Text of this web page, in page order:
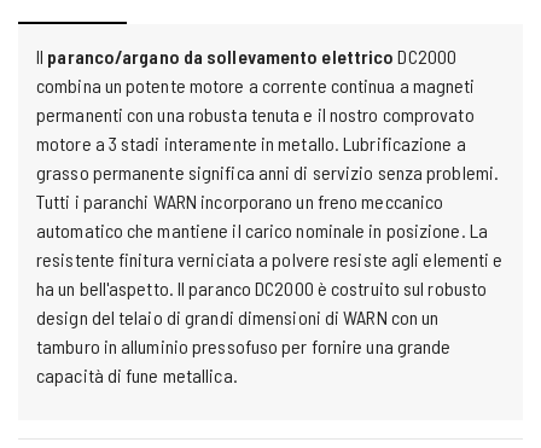
Il paranco/argano da sollevamento elettrico DC2000
combina un potente motore a corrente continua a magneti
permanenti con una robusta tenuta e il nostro comprovato
motore a 3 stadi interamente in metallo. Lubrificazione a
grasso permanente significa anni di servizio senza problemi.
Tutti i paranchi WARN incorporano un freno meccanico
automatico che mantiene il carico nominale in posizione. La
resistente finitura verniciata a polvere resiste agli elementi e
ha un bell'aspetto. Il paranco DC2000 è costruito sul robusto
design del telaio di grandi dimensioni di WARN con un
tamburo in alluminio pressofuso per fornire una grande
capacità di fune metallica.